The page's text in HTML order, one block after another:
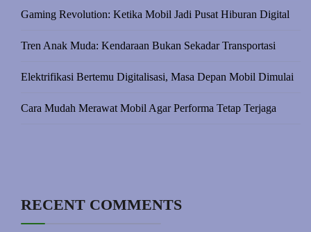
Gaming Revolution: Ketika Mobil Jadi Pusat Hiburan Digital
Tren Anak Muda: Kendaraan Bukan Sekadar Transportasi
Elektrifikasi Bertemu Digitalisasi, Masa Depan Mobil Dimulai
Cara Mudah Merawat Mobil Agar Performa Tetap Terjaga
RECENT COMMENTS